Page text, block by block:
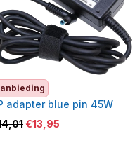
adapter blue pin 45W
€13,95